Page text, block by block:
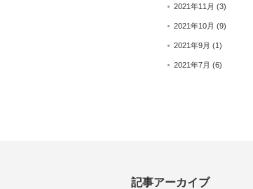
2021年11月 (3)
2021年10月 (9)
2021年9月 (1)
2021年7月 (6)
記事アーカイブ